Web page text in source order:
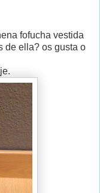
fofucha vestida
de ella? os gusta o